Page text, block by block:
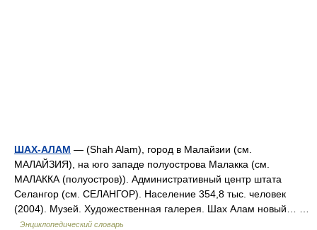
ШАХ-АЛАМ — (Shah Alam), город в Малайзии (см.
МАЛАЙЗИЯ), на юго западе полуострова Малакка (см.
МАЛАККА (полуостров)). Административный центр штата
Селангор (см. СЕЛАНГОР). Население 354,8 тыс. человек
(2004). Музей. Художественная галерея. Шах Алам новый… …
Энциклопедический словарь